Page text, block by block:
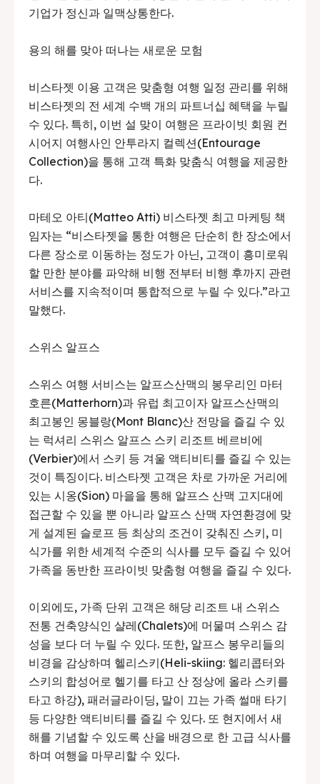
기업가 정신과 일맥상통한다.
용의 해를 맞아 떠나는 새로운 모험
비스타젯 이용 고객은 맞춤형 여행 일정 관리를 위해
비스타젯의 전 세계 수백 개의 파트너십 혜택을 누릴
수 있다. 특히, 이번 설 맞이 여행은 프라이빗 회원 컨
시어지 여행사인 안투라지 컬렉션(Entourage
Collection)을 통해 고객 특화 맞춤식 여행을 제공한
다.
마테오 아티(Matteo Atti) 비스타젯 최고 마케팅 책
임자는 “비스타젯을 통한 여행은 단순히 한 장소에서
다른 장소로 이동하는 정도가 아닌, 고객이 흥미로워
할 만한 분야를 파악해 비행 전부터 비행 후까지 관련
서비스를 지속적이며 통합적으로 누릴 수 있다.”라고
말했다.
스위스 알프스
스위스 여행 서비스는 알프스산맥의 봉우리인 마터
호른(Matterhorn)과 유럽 최고이자 알프스산맥의
최고봉인 몽블랑(Mont Blanc)산 전망을 즐길 수 있
는 럭셔리 스위스 알프스 스키 리조트 베르비에
(Verbier)에서 스키 등 겨울 액티비티를 즐길 수 있는
것이 특징이다. 비스타젯 고객은 차로 가까운 거리에
있는 시옹(Sion) 마을을 통해 알프스 산맥 고지대에
접근할 수 있을 뿐 아니라 알프스 산맥 자연환경에 맞
게 설계된 슬로프 등 최상의 조건이 갖춰진 스키, 미
식가를 위한 세계적 수준의 식사를 모두 즐길 수 있어
가족을 동반한 프라이빗 맞춤형 여행을 즐길 수 있다.
이외에도, 가족 단위 고객은 해당 리조트 내 스위스
전통 건축양식인 샬레(Chalets)에 머물며 스위스 감
성을 보다 더 누릴 수 있다. 또한, 알프스 봉우리들의
비경을 감상하며 헬리스키(Heli-skiing: 헬리콥터와
스키의 합성어로 헬기를 타고 산 정상에 올라 스키를
타고 하강), 패러글라이딩, 말이 끄는 가족 썰매 타기
등 다양한 액티비티를 즐길 수 있다. 또 현지에서 새
해를 기념할 수 있도록 산을 배경으로 한 고급 식사를
하며 여행을 마무리할 수 있다.